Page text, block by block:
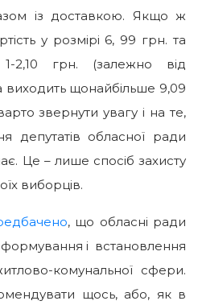
із доставкою. Якщо ж
у розмірі 6, 99 грн. та
2,10 грн. (залежно від
виходить щонайбільше 9,09
звернути увагу і на те,
депутатів обласної ради
Це – лише спосіб захисту
виборців.
, що обласні ради
і встановлення
комунальної сфери.
щось, або, як в